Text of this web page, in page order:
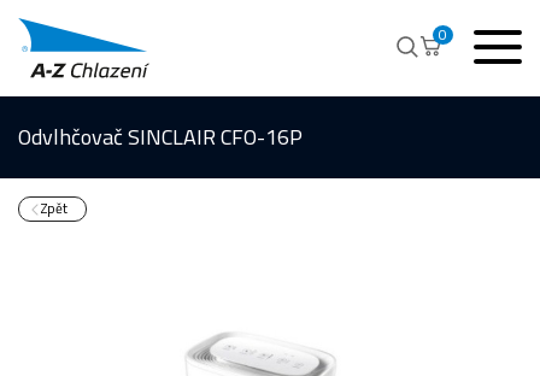
0
Odvlhčovač SINCLAIR CFO-16P
Zpět